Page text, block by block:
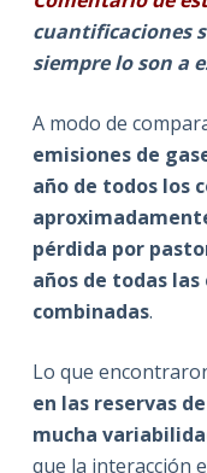
cuantificaciones
siempre lo son a
A modo de
emisiones de
año de todos los
pérdida por
años de todas
combinadas.
Lo que
en las reservas
mucha
que la interacción